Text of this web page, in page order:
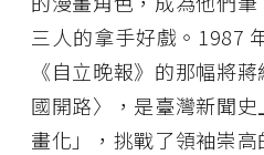
三人的拿手好戲。1987
《自立晚報》的那幅將
國開路〉，是臺灣新聞
畫化」，挑戰了領袖崇